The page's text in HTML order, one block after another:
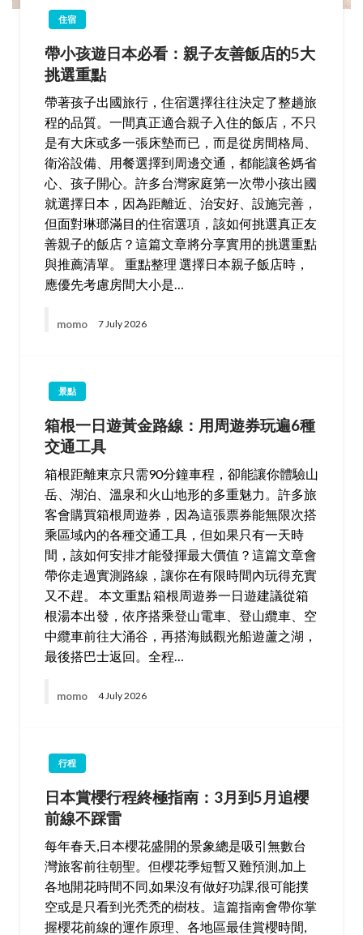
住宿
帶小孩遊日本必看：親子友善飯店的5大
挑選重點
帶著孩子出國旅行，住宿選擇往往決定了整趟旅
程的品質。一間真正適合親子入住的飯店，不只
是有大床或多一張床墊而已，而是從房間格局、
衛浴設備、用餐選擇到周邊交通，都能讓爸媽省
心、孩子開心。許多台灣家庭第一次帶小孩出國
就選擇日本，因為距離近、治安好、設施完善，
但面對琳瑯滿目的住宿選項，該如何挑選真正友
善親子的飯店？這篇文章將分享實用的挑選重點
與推薦清單。 重點整理 選擇日本親子飯店時，
應優先考慮房間大小是…
momo 7 July 2026
景點
箱根一日遊黃金路線：用周遊券玩遍6種
交通工具
箱根距離東京只需90分鐘車程，卻能讓你體驗山
岳、湖泊、溫泉和火山地形的多重魅力。許多旅
客會購買箱根周遊券，因為這張票券能無限次搭
乘區域內的各種交通工具，但如果只有一天時
間，該如何安排才能發揮最大價值？這篇文章會
帶你走過實測路線，讓你在有限時間內玩得充實
又不趕。 本文重點 箱根周遊券一日遊建議從箱
根湯本出發，依序搭乘登山電車、登山纜車、空
中纜車前往大涌谷，再搭海賊觀光船遊蘆之湖，
最後搭巴士返回。全程…
momo 4 July 2026
行程
日本賞櫻行程終極指南：3月到5月追櫻
前線不踩雷
每年春天,日本櫻花盛開的景象總是吸引無數台
灣旅客前往朝聖。但櫻花季短暫又難預測,加上
各地開花時間不同,如果沒有做好功課,很可能撲
空或是只看到光禿禿的樹枝。這篇指南會帶你掌
握櫻花前線的運作原理、各地區最佳賞櫻時間,